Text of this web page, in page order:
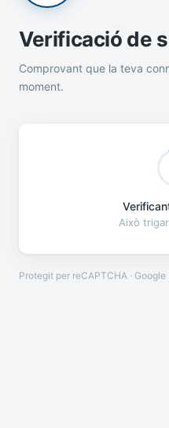
Verificació de
Comprovant que la teva
moment.
Això
Protegit per reCAPTCHA · Google